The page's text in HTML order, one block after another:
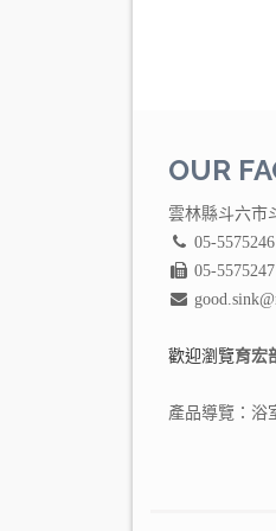
OUR
雲林縣斗六市
05-5575246
05-5575247
歡迎瀏覽育宏
產品導覽： 浴